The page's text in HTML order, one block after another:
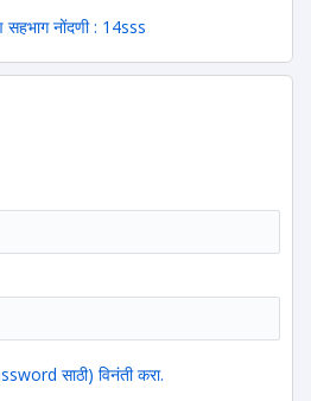
सहभाग नोंदणी : 14sss
साठी) विनंती करा.